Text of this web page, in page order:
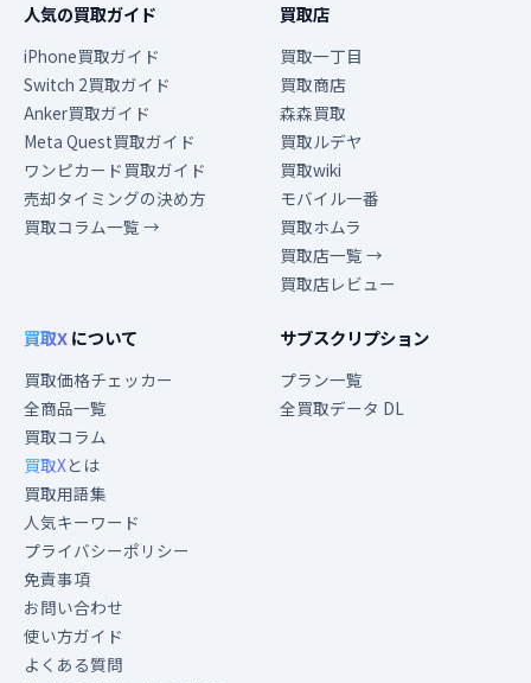
人気の買取ガイド
iPhone買取ガイド
Switch 2買取ガイド
Anker買取ガイド
Meta Quest買取ガイド
ワンピカード買取ガイド
売却タイミングの決め方
買取コラム一覧 →
買取店
買取一丁目
買取商店
森森買取
買取ルデヤ
買取wiki
モバイル一番
買取ホムラ
買取店一覧 →
買取店レビュー
買取Xについて
買取価格チェッカー
全商品一覧
買取コラム
買取Xとは
買取用語集
人気キーワード
プライバシーポリシー
免責事項
お問い合わせ
使い方ガイド
よくある質問
サブスクリプション
プラン一覧
全買取データ DL